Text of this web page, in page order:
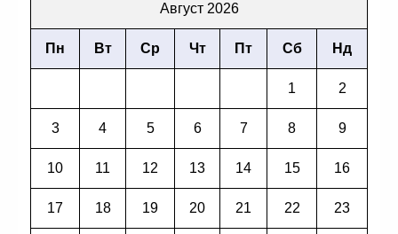
Август 2026
Пн Вт Ср Чт Пт Сб Нд
1 2
3 4 5 6 7 8 9
10 11 12 13 14 15 16
17 18 19 20 21 22 23